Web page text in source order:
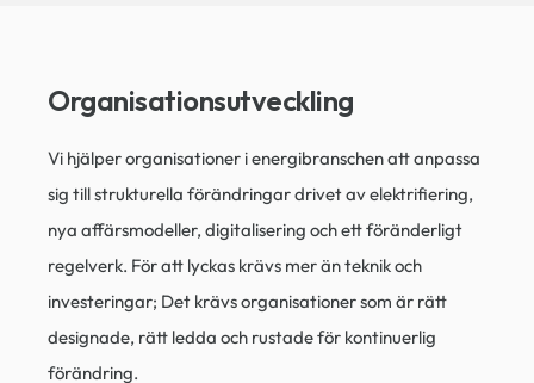
Organisationsutveckling
Vi hjälper organisationer i energibranschen att anpassa
sig till strukturella förändringar drivet av elektrifiering,
nya affärsmodeller, digitalisering och ett föränderligt
regelverk. För att lyckas krävs mer än teknik och
investeringar; Det krävs organisationer som är rätt
designade, rätt ledda och rustade för kontinuerlig
förändring.